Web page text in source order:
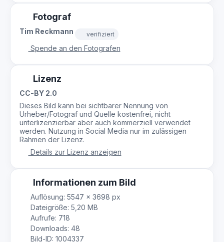
Fotograf
Tim Reckmann verifiziert
Spende an den Fotografen
Lizenz
CC-BY 2.0
Dieses Bild kann bei sichtbarer Nennung von
Urheber/Fotograf und Quelle kostenfrei, nicht
unterlizenzierbar aber auch kommerziell verwendet
werden. Nutzung in Social Media nur im zulässigen
Rahmen der Lizenz.
Details zur Lizenz anzeigen
Informationen zum Bild
Auflösung: 5547 × 3698 px
Dateigröße: 5,20 MB
Aufrufe: 718
Downloads: 48
Bild-ID: 1004337